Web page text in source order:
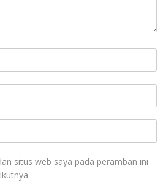
situs web saya pada peramban ini